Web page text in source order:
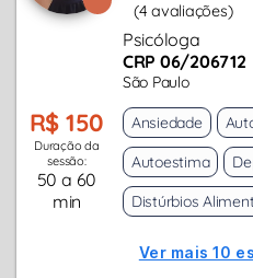
(4 avaliações)
Psicóloga
CRP 06/206712
São Paulo
R$ 150
Duração da
sessão:
50 a 60
min
Ansiedade
Autoestima
Distúrbios
Ver mais 10